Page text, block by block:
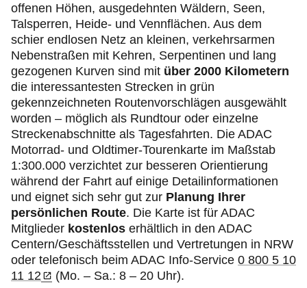
offenen Höhen, ausgedehnten Wäldern, Seen,
Talsperren, Heide- und Vennflächen. Aus dem
schier endlosen Netz an kleinen, verkehrsarmen
Nebenstraßen mit Kehren, Serpentinen und lang
gezogenen Kurven sind mit über 2000 Kilometern
die interessantesten Strecken in grün
gekennzeichneten Routenvorschlägen ausgewählt
worden – möglich als Rundtour oder einzelne
Streckenabschnitte als Tagesfahrten. Die ADAC
Motorrad- und Oldtimer-Tourenkarte im Maßstab
1:300.000 verzichtet zur besseren Orientierung
während der Fahrt auf einige Detailinformationen
und eignet sich sehr gut zur Planung Ihrer
persönlichen Route. Die Karte ist für ADAC
Mitglieder kostenlos erhältlich in den ADAC
Centern/Geschäftsstellen und Vertretungen in NRW
oder telefonisch beim ADAC Info-Service 0 800 5 10
11 12
(Mo. – Sa.: 8 – 20 Uhr).